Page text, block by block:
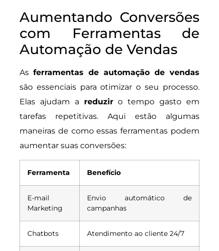
Aumentando Conversões
com Ferramentas de
Automação de Vendas
As ferramentas de automação de vendas
são essenciais para otimizar o seu processo.
Elas ajudam a reduziro tempo gasto em
tarefas repetitivas. Aqui estão algumas
maneiras de como essas ferramentas podem
aumentar suas conversões:
Ferramenta Benefício
E-mail
Marketing
Envio automático de
campanhas
Chatbots Atendimento ao cliente 24/7